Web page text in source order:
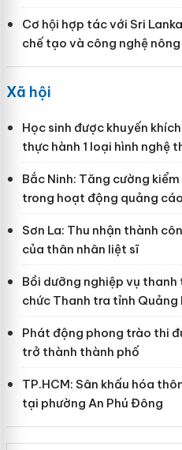
Cơ hội hợp tác với Sri
chế tạo và công nghệ
Xã hội
Học sinh được khuyến
thực hành 1 loại hình nghệ
Bắc Ninh: Tăng cường
trong hoạt động quảng cáo
Sơn La: Thu nhận thành
của thân nhân liệt sĩ
Bồi dưỡng nghiệp vụ
chức Thanh tra tỉnh Quảng
Phát động phong trào thi
trở thành thành phố
TP.HCM: Sân khấu hóa
tại phường An Phú Đông